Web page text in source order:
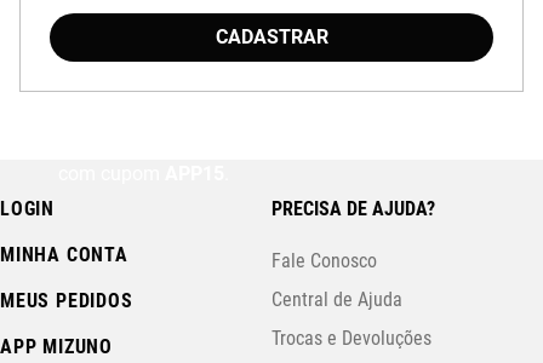
CADASTRAR
LOGIN
MINHA CONTA
MEUS PEDIDOS
APP MIZUNO
PRECISA DE AJUDA?
Fale Conosco
Central de Ajuda
Trocas e Devoluções